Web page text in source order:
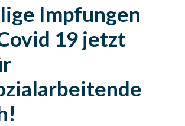
Impfungen
19 jetzt